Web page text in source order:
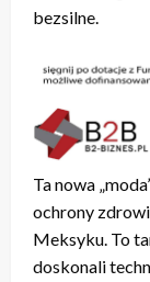
bezsilne.
Ta nowa
ochrony
Meksyku. To
doskonali